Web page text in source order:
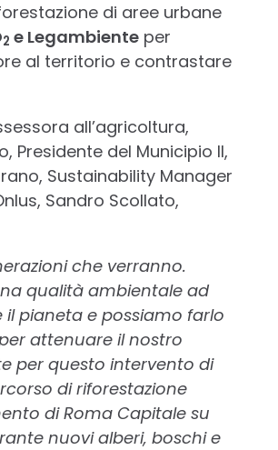
di aree urbane
2 e Legambienteper
al territorio e contrastare
all’agricoltura,
Presidente del Municipio II,
Sustainability Manager
Sandro Scollato,
che verranno.
qualità ambientale ad
il pianeta e possiamo farlo
attenuare il nostro
per questo intervento di
di riforestazione
di Roma Capitale su
nuovi alberi, boschi e